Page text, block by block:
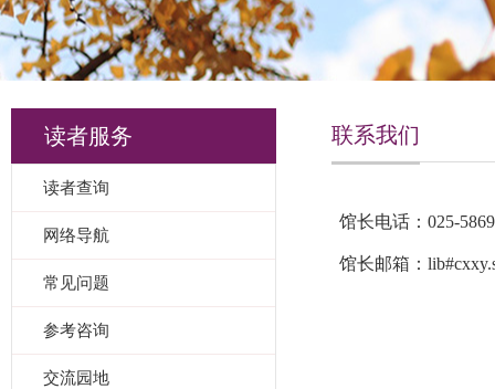
读者服务
读者查询
网络导航
常见问题
参考咨询
交流园地
联系我们
馆长电话：025-
馆长邮箱：